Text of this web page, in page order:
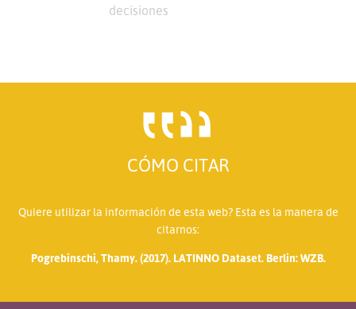
decisiones
CÓMO CITAR
Quiere utilizar la información de esta web? Esta es la manera de
citarnos:
Pogrebinschi, Thamy. (2017). LATINNO Dataset. Berlin: WZB.